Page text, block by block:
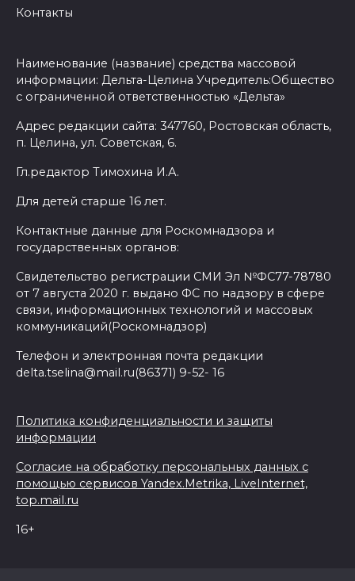
Контакты
Наименование (название) средства массовой
информации: Дельта-Целина Учредитель:Общество
с ограниченной ответственностью «Дельта»
Адрес редакции сайта: 347760, Ростовская область,
п. Целина, ул. Советская, 6.
Гл.редактор Тимохина И.А.
Для детей старше 16 лет.
Контактные данные для Роскомнадзора и
государственных органов:
Свидетельство регистрации СМИ Эл №ФС77-78780
от 7 августа 2020 г. выдано ФС по надзору в сфере
связи, информационных технологий и массовых
коммуникаций(Роскомнадзор)
Телефон и электронная почта редакции
delta.tselina@mail.ru(86371) 9-52- 16
Политика конфиденциальности и защиты
информации
Согласие на обработку персональных данных с
помощью сервисов Yandex.Metrika, LiveInternet,
top.mail.ru
16+